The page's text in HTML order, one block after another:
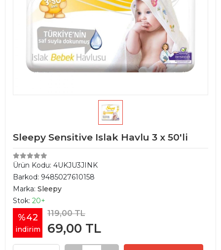
Sleepy Sensitive Islak Havlu 3 x 50'li
Ürün Kodu: 4UKJU3JINK
Barkod: 9485027610158
Marka: Sleepy
Stok: 20+
%42
indirim
119,00 TL
69,00 TL